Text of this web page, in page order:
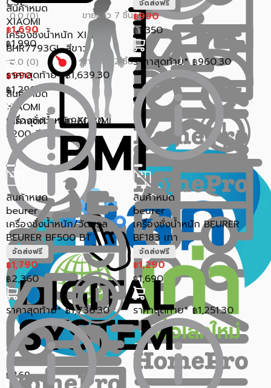
สินค้าหมด
XIAOMI
เครื่องชั่งน้ำหนัก XIAOMI
S200 สีขาว
฿ 469
สินค้าหมด
XIAOMI
เครื่องชั่งน้ำหนัก XIAOMI
BHR7793GL สีขาว
0.0 (0) ขายแล้ว 2 ชิ้น
฿990
฿1,290
ราคาสุดท้าย* ฿960.30
0.0 (0) ขายแล้ว 7 ชิ้น
฿1,690
฿1,990
ราคาสุดท้าย* ฿1,639.30
จัดส่งฟรี
฿990
฿1,350
ราคาสุดท้าย* ฿960.30
สินค้าหมด
beurer
เครื่องชั่งน้ำหนัก/วัดมวล
BEURER BF500 BT
จัดส่งฟรี
฿1,790
฿2,360
ราคาสุดท้าย* ฿1,736.30
สินค้าหมด
beurer
เครื่องชั่งน้ำหนัก BEURER
BF183 เทา
จัดส่งฟรี
฿1,290
฿1,690
ราคาสุดท้าย* ฿1,251.30